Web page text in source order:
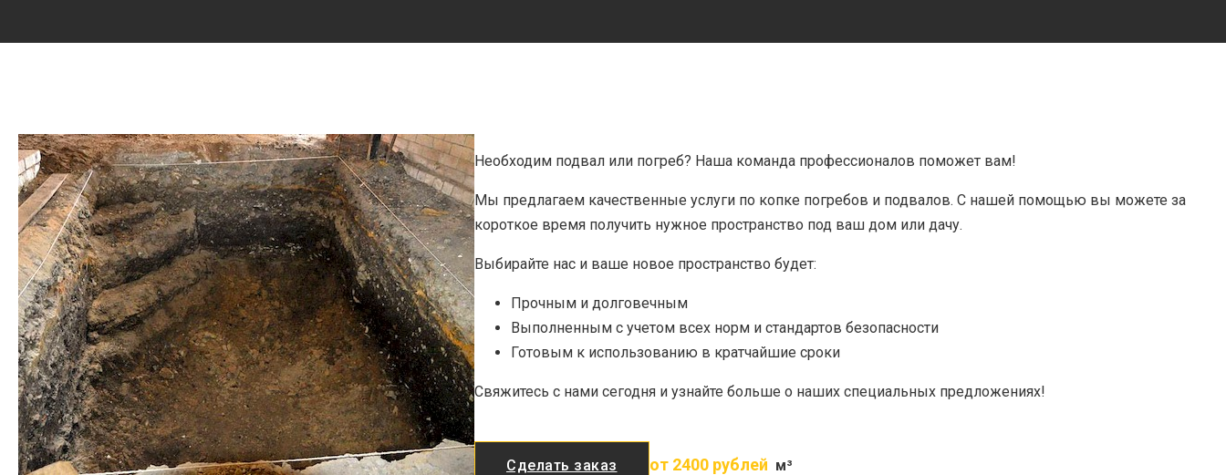
Необходим подвал или погреб? Наша команда профессионалов поможет вам!
Мы предлагаем качественные услуги по копке погребов и подвалов. С нашей помощью вы можете за
короткое время получить нужное пространство под ваш дом или дачу.
Выбирайте нас и ваше новое пространство будет:
Прочным и долговечным
Выполненным с учетом всех норм и стандартов безопасности
Готовым к использованию в кратчайшие сроки
Свяжитесь с нами сегодня и узнайте больше о наших специальных предложениях!
Сделать заказ от 2400 рублей м³